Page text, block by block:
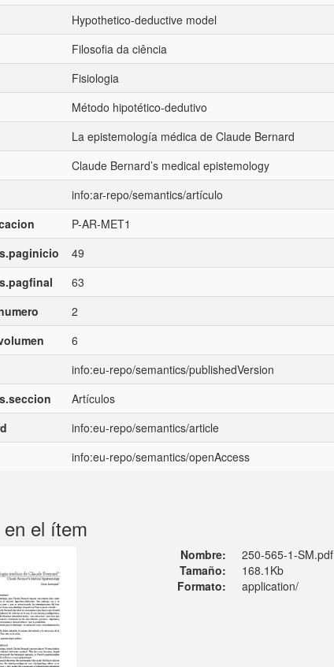
Hypothetico-deductive model
Filosofia da ciência
Fisiologia
Método hipotético-dedutivo
La epistemología médica de Claude Bernard
Claude Bernard’s medical epistemology
info:ar-repo/semantics/artículo
P-AR-MET1
49
63
2
6
info:eu-repo/semantics/publishedVersion
Artículos
info:eu-repo/semantics/article
info:eu-repo/semantics/openAccess
el ítem
Nombre:
250-565-1-SM.pdf
Tamaño:
168.1Kb
Formato:
application/